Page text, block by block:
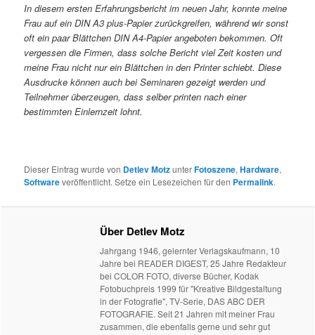
In diesem ersten Erfahrungsbericht im neuen Jahr, konnte meine
Frau auf ein DIN A3 plus-Papier zurückgreifen, während wir sonst
oft ein paar Blättchen DIN A4-Papier angeboten bekommen. Oft
vergessen die Firmen, dass solche Bericht viel Zeit kosten und
meine Frau nicht nur ein Blättchen in den Printer schiebt. Diese
Ausdrucke können auch bei Seminaren gezeigt werden und
Teilnehmer überzeugen, dass selber printen nach einer
bestimmten Einlernzeit lohnt.
Dieser Eintrag wurde von Detlev MotzunterFotoszene,Hardware,
Softwareveröffentlicht. Setze ein Lesezeichen für den Permalink.
Über Detlev Motz
Jahrgang 1946, gelernter Verlagskaufmann, 10
Jahre bei READER DIGEST, 25 Jahre Redakteur
bei COLOR FOTO, diverse Bücher, Kodak
Fotobuchpreis 1999 für "Kreative Bildgestaltung
in der Fotografie", TV-Serie, DAS ABC DER
FOTOGRAFIE. Seit 21 Jahren mit meiner Frau
zusammen, die ebenfalls gerne und sehr gut